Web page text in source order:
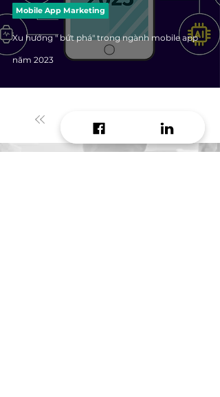
Xu hướng " bứt phá" trong ngành mobile app
năm 2023
Mobile App Marketing
1/